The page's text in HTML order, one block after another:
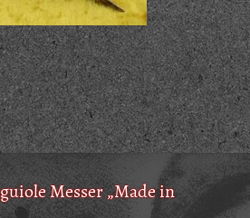
Messer „Made in